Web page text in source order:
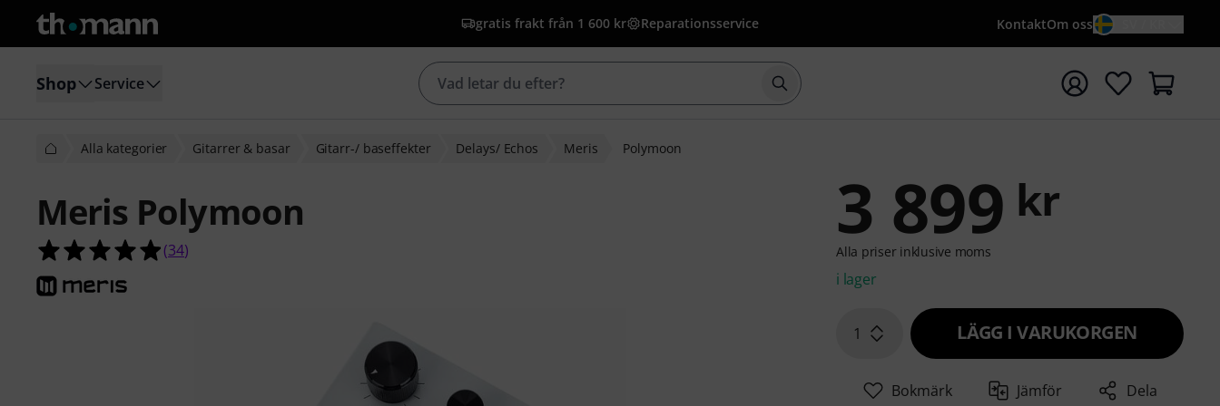
gratis frakt från 1 600 kr Reparationsservice KontaktOm oss
Shop Service Börja sökningen med söktermen {searchTerm}
Alla kategorier Gitarrer & basar Gitarr-/ baseffekter Delays/ Echos Meris Polymoon
Meris Polymoon
4.9 av 5 stjärnor från 34 kundbetyg
(34) 3 899 kr
Alla priser inklusive moms
i lager
1 LÄGG I VARUKORGEN
Bokmärk Jämför Dela